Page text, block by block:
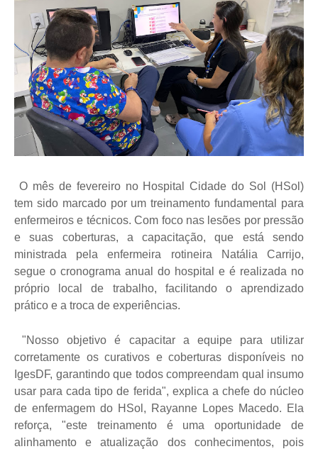
O mês de fevereiro no Hospital Cidade do Sol (HSol)
tem sido marcado por um treinamento fundamental para
enfermeiros e técnicos. Com foco nas lesões por pressão
e suas coberturas, a capacitação, que está sendo
ministrada pela enfermeira rotineira Natália Carrijo,
segue o cronograma anual do hospital e é realizada no
próprio local de trabalho, facilitando o aprendizado
prático e a troca de experiências.
"Nosso objetivo é capacitar a equipe para utilizar
corretamente os curativos e coberturas disponíveis no
IgesDF, garantindo que todos compreendam qual insumo
usar para cada tipo de ferida", explica a chefe do núcleo
de enfermagem do HSol, Rayanne Lopes Macedo. Ela
reforça, "este treinamento é uma oportunidade de
alinhamento e atualização dos conhecimentos, pois